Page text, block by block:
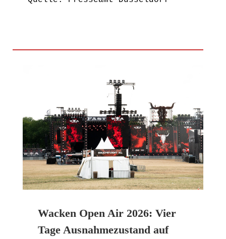
Wacken Open Air 2026: Vier
Tage Ausnahmezustand auf